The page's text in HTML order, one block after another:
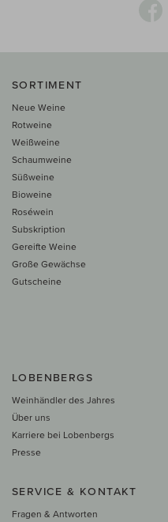
SORTIMENT
Neue Weine
Rotweine
Weißweine
Schaumweine
Süßweine
Bioweine
Roséwein
Subskription
Gereifte Weine
Große Gewächse
Gutscheine
LOBENBERGS
Weinhändler des Jahres
Über uns
Karriere bei Lobenbergs
Presse
SERVICE & KONTAKT
Fragen & Antworten